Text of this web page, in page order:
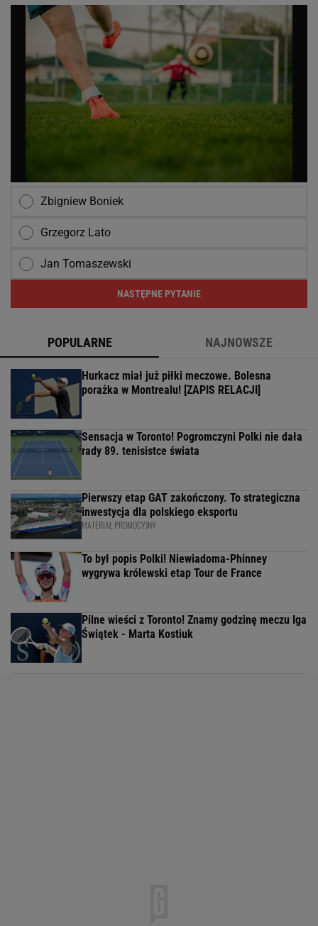
Zbigniew Boniek
Grzegorz Lato
Jan Tomaszewski
NASTĘPNE PYTANIE
POPULARNE NAJNOWSZE
Hurkacz miał już piłki meczowe. Bolesna
porażka w Montrealu! [ZAPIS RELACJI]
Sensacja w Toronto! Pogromczyni Polki nie dała
rady 89. tenisistce świata
Pierwszy etap GAT zakończony. To strategiczna
inwestycja dla polskiego eksportu
MATERIAŁ PROMOCYJNY
To był popis Polki! Niewiadoma-Phinney
wygrywa królewski etap Tour de France
Pilne wieści z Toronto! Znamy godzinę meczu Iga
Świątek - Marta Kostiuk